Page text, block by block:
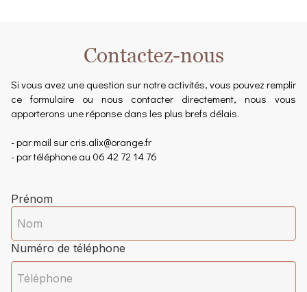
Contactez-nous
Si vous avez une question sur notre activités, vous pouvez remplir
ce formulaire ou nous contacter directement, nous vous
apporterons une réponse dans les plus brefs délais.
- par mail sur cris.alix@orange.fr
- par téléphone au 06 42 72 14 76
Prénom
Numéro de téléphone